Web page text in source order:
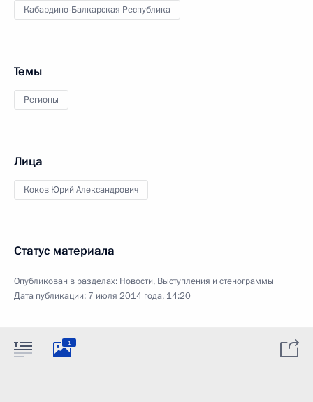
Кабардино-Балкарская Республика
Темы
Регионы
Лица
Коков Юрий Александрович
Статус материала
Опубликован в разделах: Новости, Выступления и стенограммы
Дата публикации: 7 июля 2014 года, 14:20
1